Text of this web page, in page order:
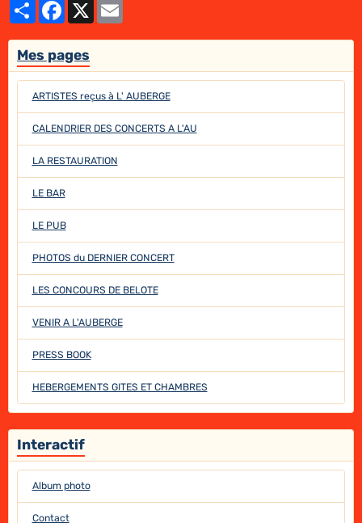
PartagerFacebook
X
Mes pages
ARTISTES reçus à L' AUBERGE
CALENDRIER DES CONCERTS A L'AU
LA RESTAURATION
LE BAR
LE PUB
PHOTOS du DERNIER CONCERT
LES CONCOURS DE BELOTE
VENIR A L'AUBERGE
PRESS BOOK
HEBERGEMENTS GITES ET CHAMBRES
Interactif
Album photo
Contact